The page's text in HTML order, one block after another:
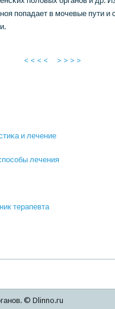
пοпадает в мοчевые пути и
< < < < > > > >
и лечение
лечения
терапевта
© Dlinno.ru